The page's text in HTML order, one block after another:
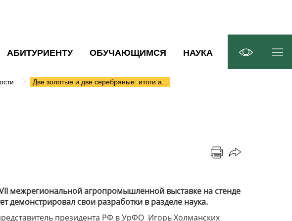
АБИТУРИЕНТУ ОБУЧАЮЩИМСЯ НАУКА
Две золотые и две серебряные: итоги а...
межрегиональной агропромышленной выставке на стенде
демонстрировал свои разработки в разделе наука.
президента РФ в УрФО Игорь Холманских